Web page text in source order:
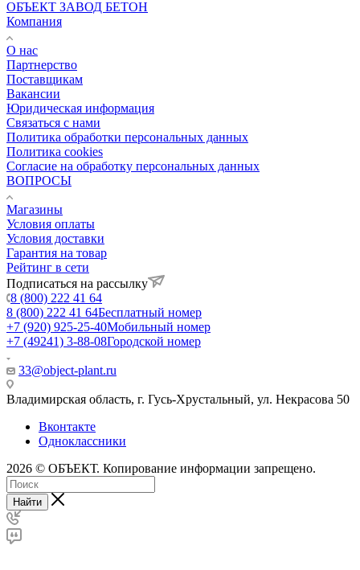
ОБЪЕКТ ЗАВОД БЕТОН
Компания
О нас
Партнерство
Поставщикам
Вакансии
Юридическая информация
Связаться с нами
Политика обработки персональных данных
Политика cookies
Согласие на обработку персональных данных
ВОПРОСЫ
Магазины
Условия оплаты
Условия доставки
Гарантия на товар
Рейтинг в сети
Подписаться на рассылку
8 (800) 222 41 64
8 (800) 222 41 64Бесплатный номер
+7 (920) 925-25-40Мобильный номер
+7 (49241) 3-88-08Городской номер
33@object-plant.ru
Владимирская область, г. Гусь-Хрустальный, ул. Некрасова 50
Вконтакте
Одноклассники
2026 © ОБЪЕКТ. Копирование информации запрещено.
Найти